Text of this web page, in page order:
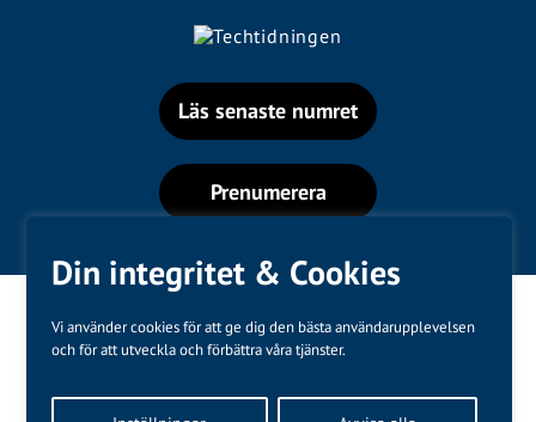
Din integritet & Cookies
Vi använder cookies för att ge dig den bästa användarupplevelsen
och för att utveckla och förbättra våra tjänster.
Läs senaste numret
Prenumerera